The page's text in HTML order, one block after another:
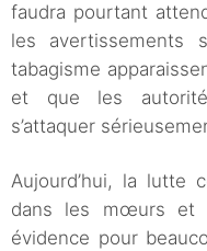
faudra pourtant
les avertissements
tabagisme
et que les
s’attaquer
Aujourd’hui, la lutte
dans les mœurs et
évidence pour